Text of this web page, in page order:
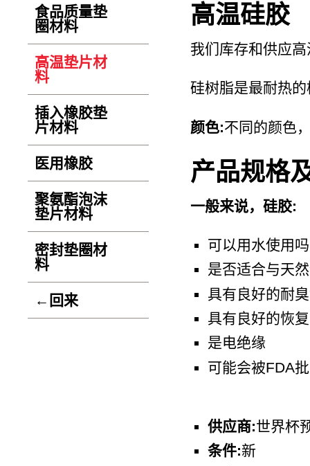
高温硅胶
我们库存和供应
硅树脂是最耐热
颜色:不同的颜色
产品规格
一般来说，硅胶:
可以用水使用吗
是否适合与天
具有良好的耐
具有良好的恢复
是电绝缘
可能会被FDA
供应商:世界杯
条件:新
食品质量垫
圈材料
高温垫片材
料
插入橡胶垫
片材料
医用橡胶
聚氨酯泡沫
垫片材料
密封垫圈材
料
←回来